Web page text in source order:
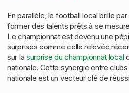
En parallèle, le football local brille
former des talents prêts à se
Le championnat est devenu une
surprises comme celle relevée
sur la surprise du championnat local
nationale. Cette synergie entre
nationale est un vecteur clé de